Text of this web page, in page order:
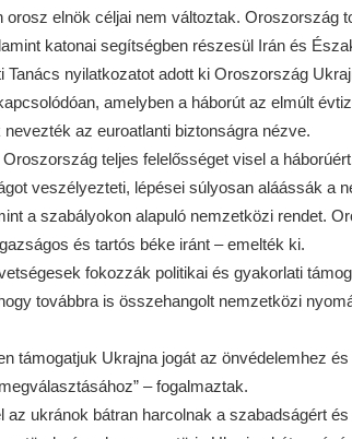
orosz elnök céljai nem változtak. Oroszország
katonai segítségben részesül Irán és
Tanács nyilatkozatot adott ki Oroszország
amelyben a háborút az elmúlt
az euroatlanti biztonságra nézve.
teljes felelősséget visel a
veszélyezteti, lépései súlyosan aláássák a
a szabályokon alapuló nemzetközi rendet.
és tartós béke iránt – emelték ki.
fokozzák politikai és gyakorlati
továbbra is összehangolt nemzetközi
támogatjuk Ukrajna jogát az önvédelemhez
– fogalmaztak.
az ukránok bátran harcolnak a szabadságért